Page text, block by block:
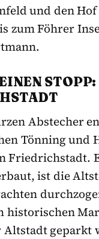
und den
zum Föhrer
STOPP:
Abstecher
Tönning und
Friedrichstadt.
ist die
historischen
geparkt